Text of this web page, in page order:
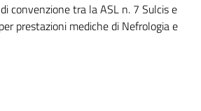
convenzione tra la ASL n. 7 Sulcis e
prestazioni mediche di Nefrologia e